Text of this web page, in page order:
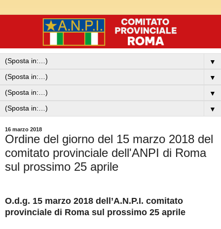
▼
▼
▼
▼
16 marzo 2018
Ordine del giorno del 15 marzo 2018 del
comitato provinciale dell'ANPI di Roma
sul prossimo 25 aprile
O.d.g. 15 marzo 2018 dell’A.N.P.I. comitato
provinciale di Roma sul prossimo 25 aprile